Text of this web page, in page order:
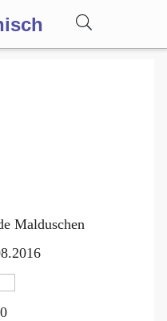
Malduschen
0